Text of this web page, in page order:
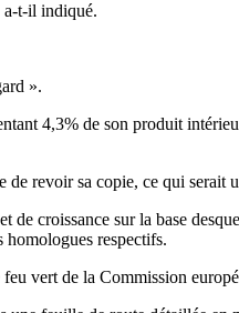
a-t-il indiqué.
».
4,3% de son produit
de revoir sa copie, ce qui serait
de croissance sur la base
homologues respectifs.
vert de la Commission